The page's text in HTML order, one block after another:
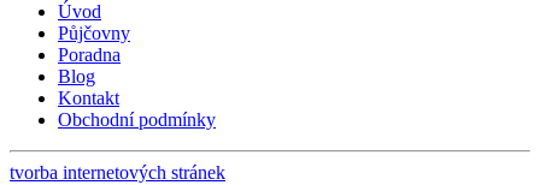
Úvod
Půjčovny
Poradna
Blog
Kontakt
Obchodní podmínky
tvorba internetových stránek